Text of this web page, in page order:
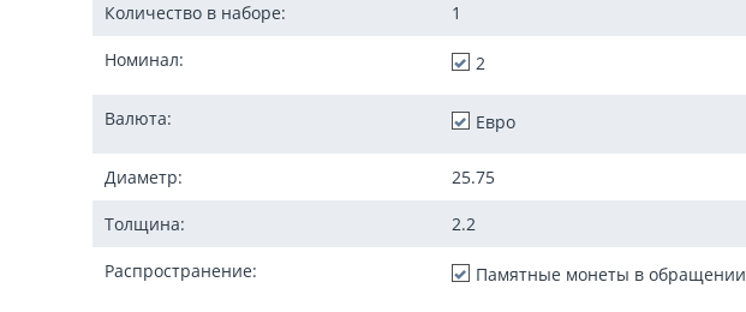
Количество в наборе: 1
Номинал: 2
Валюта: Евро
Диаметр: 25.75
Толщина: 2.2
Распространение: Памятные монеты в обращении